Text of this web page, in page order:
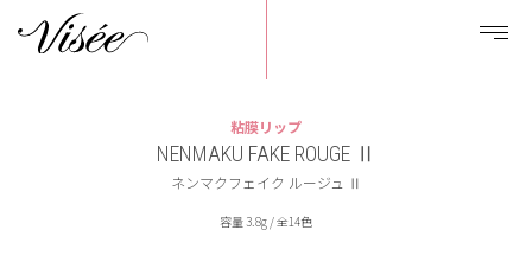
粘膜リップ
NENMAKU FAKE ROUGE Ⅱ
ネンマクフェイク ルージュ Ⅱ
容量 3.8g / 全14色